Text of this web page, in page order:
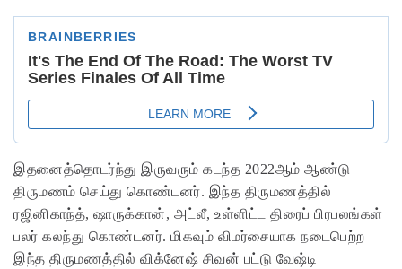
இதனைத்தொடர்ந்து இருவரும் கடந்த 2022ஆம் ஆண்டு
திருமணம் செய்து கொண்டனர். இந்த திருமணத்தில்
ரஜினிகாந்த், ஷாருக்கான், அட்லீ, உள்ளிட்ட திரைப் பிரபலங்கள்
பலர் கலந்து கொண்டனர். மிகவும் விமர்சையாக நடைபெற்ற
இந்த திருமணத்தில் விக்னேஷ் சிவன் பட்டு வேஷ்டி